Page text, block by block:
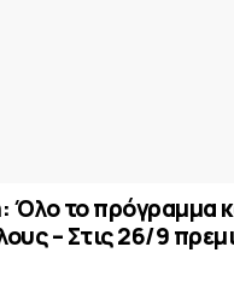
Όλο το πρόγραμμα
– Στις 26/9